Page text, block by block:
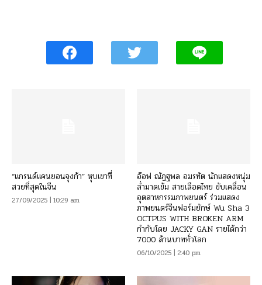
“แกรนด์แคนยอนจุงก้า” หุบเขาที่
สวยที่สุดในจีน
27/09/2025 | 10:29 am
อ๊อฟ ณัฏฐพล อมรทัต นักแสดงหนุ่ม
ล่ำมาดเข้ม สายเลือดไทย ขับเคลื่อน
อุตสาหกรรมภาพยนตร์ ร่วมแสดง
ภาพยนตร์จีนฟอร์มยักษ์ Wu Sha 3
OCTPUS WITH BROKEN ARM
กำกับโดย JACKY GAN รายได้กว่า
7000 ล้านบาททั่วโลก
06/10/2025 | 2:40 pm